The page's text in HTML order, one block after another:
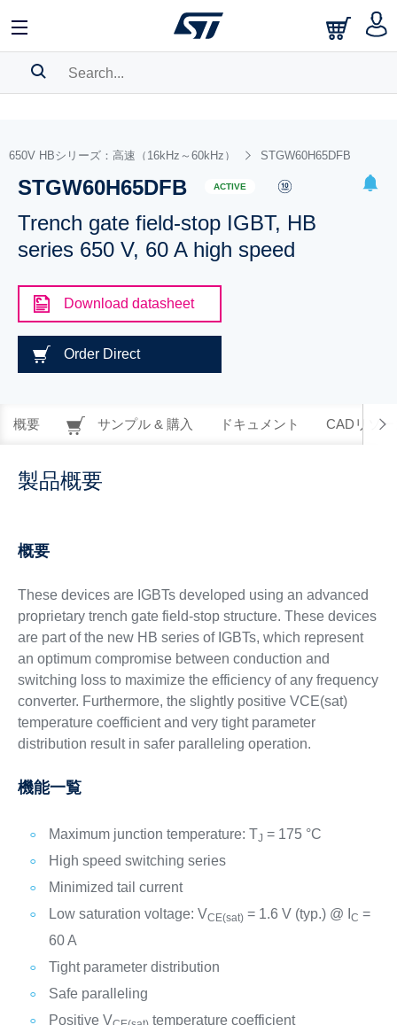
BOOKMARK
Pleaselog into show your saved searches.
650V HBシリーズ：高速（16kHz～60kHz） STGW60H65DFB
STGW60H65DFB ACTIVE
Trench gate field-stop IGBT, HB
series 650 V, 60 A high speed
Download datasheet
Order Direct
概要 サンプル & 購入 ドキュメント CADリソー
製品概要
概要
These devices are IGBTs developed using an advanced
proprietary trench gate field-stop structure. These devices
are part of the new HB series of IGBTs, which represent
an optimum compromise between conduction and
switching loss to maximize the efficiency of any frequency
converter. Furthermore, the slightly positive VCE(sat)
temperature coefficient and very tight parameter
distribution result in safer paralleling operation.
機能一覧
Maximum junction temperature: TJ = 175 °C
High speed switching series
Minimized tail current
Low saturation voltage: VCE(sat)= 1.6 V (typ.) @ I C =
60 A
Tight parameter distribution
Safe paralleling
Positive V
temperature coefficient